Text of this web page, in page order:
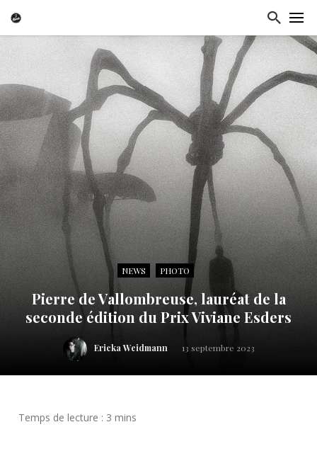
NEWS PHOTO
Pierre de Vallombreuse, lauréat de la
seconde édition du Prix Viviane Esders
Ericka Weidmann 13 septembre 2023